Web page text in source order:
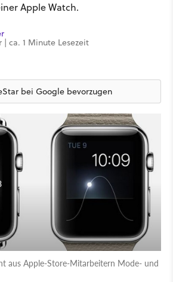
Apple Watch.
| ca. 1 Minute Lesezeit
bei Google bevorzugen
aus Apple-Store-Mitarbeitern Mode- und